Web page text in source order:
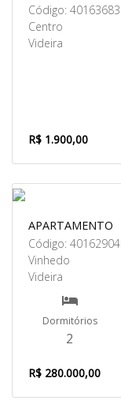
Código: 40163683
Centro
Videira
R$ 1.900,00
APARTAMENTO
Código: 40162904
Vinhedo
Videira
Dormitórios
2
R$ 280.000,00